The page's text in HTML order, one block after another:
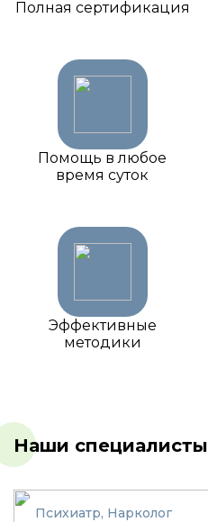
Полная сертификация
Помощь в любое
время суток
Эффективные
методики
Наши специалисты
Психиатр, Нарколог